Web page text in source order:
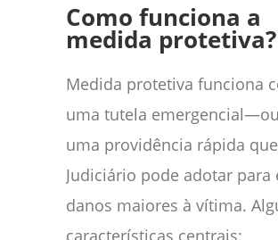
Como funciona a
medida protetiva?
Medida protetiva funciona
uma tutela
uma providência rápida
Judiciário pode adotar para
danos maiores à vítima.
características centrais: